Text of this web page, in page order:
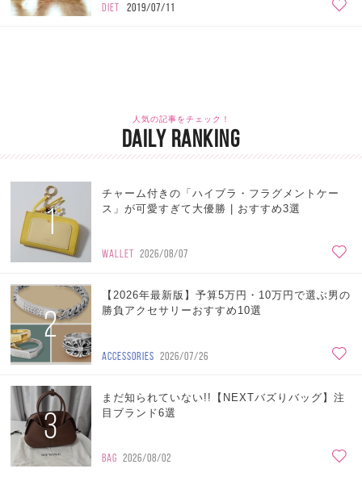
DIET 2019/07/11
人気の記事をチェック！
DAILY RANKING
1
チャーム付きの「ハイブラ・フラグメントケー
ス」が可愛すぎて大優勝 | おすすめ3選
WALLET 2026/08/07
2
【2026年最新版】予算5万円・10万円で選ぶ男の
勝負アクセサリーおすすめ10選
ACCESSORIES 2026/07/26
3
まだ知られていない!!【NEXTバズりバッグ】注
目ブランド6選
BAG 2026/08/02